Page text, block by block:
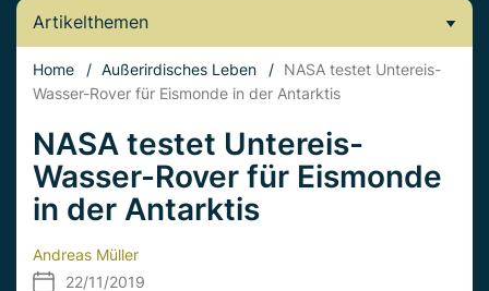
Artikelthemen
Home / Außerirdisches Leben / NASA testet Untereis-
Wasser-Rover für Eismonde in der Antarktis
NASA testet Untereis-
Wasser-Rover für Eismonde
in der Antarktis
Andreas Müller
22/11/2019